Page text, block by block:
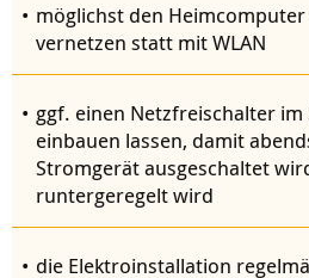
möglichst den
vernetzen statt mit WLAN
ggf. einen Netzfreischalter
einbauen lassen, damit
Stromgerät ausgeschaltet
runtergeregelt wird
die Elektroinstallation